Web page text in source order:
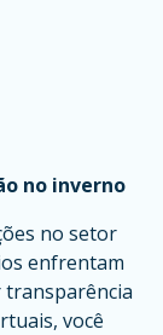
no inverno
no setor
enfrentam
transparência
você